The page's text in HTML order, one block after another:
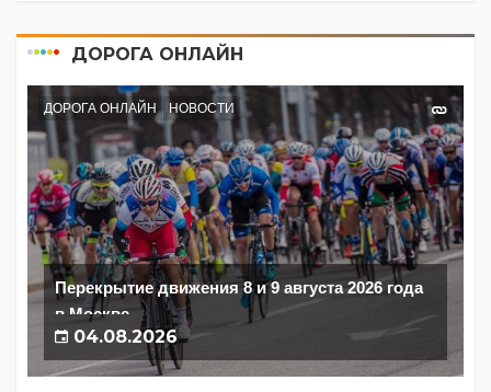
ДОРОГА ОНЛАЙН
ДОРОГА ОНЛАЙН НОВОСТИ
Перекрытие движения 8 и 9 августа 2026 года
в Москве
04.08.2026